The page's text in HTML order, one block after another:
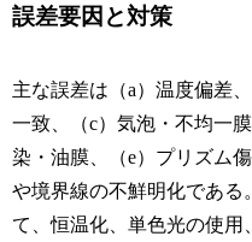
誤差要因と対策
主な誤差は（a）温度偏差
一致、（c）気泡・不均一
染・油膜、（e）プリズム
や境界線の不鮮明化である
て、恒温化、単色光の使用